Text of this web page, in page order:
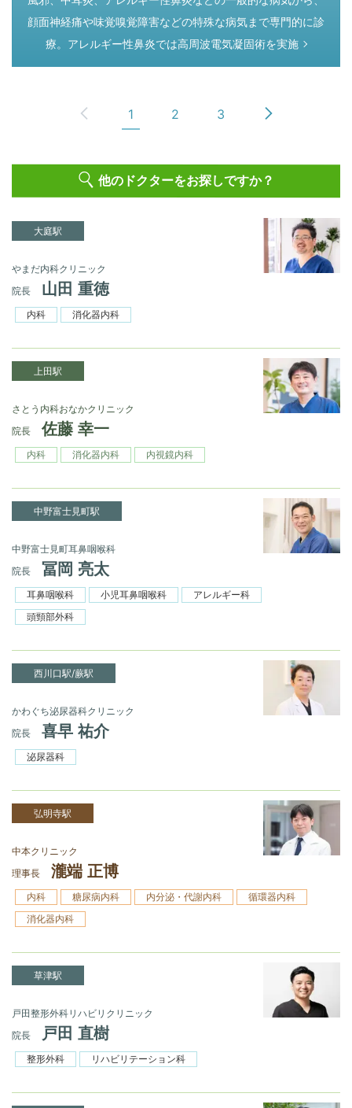
顔面神経痛や味覚嗅覚障害などの特殊な病気まで専門的に診
療。アレルギー性鼻炎では高周波電気凝固術を実施
1 2 3
他のドクターをお探しですか？
大庭駅
やまだ内科クリニック
院長
山田 重徳
内科 消化器内科
上田駅
さとう内科おなかクリニック
院長
佐藤 幸一
内科 消化器内科 内視鏡内科
中野富士見町駅
中野富士見町耳鼻咽喉科
院長
冨岡 亮太
耳鼻咽喉科 小児耳鼻咽喉科
アレルギー科
頭頸部外科
西川口駅/蕨駅
かわぐち泌尿器科クリニック
院長
喜早 祐介
泌尿器科
弘明寺駅
中本クリニック
理事長
瀧端 正博
内科 糖尿病内科 内分泌・代謝内科
循環器内科
消化器内科
草津駅
戸田整形外科リハビリクリニック
院長
戸田 直樹
整形外科 リハビリテーション科